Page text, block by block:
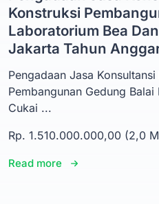
Konstruksi
Laboratorium Bea
Jakarta Tahun
Pengadaan Jasa
Pembangunan Gedung
Cukai ...
Rp. 1.510.000.000,00 (2,0
Read more